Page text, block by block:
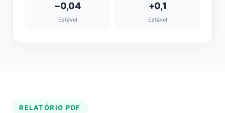
−0,04
Estável
+0,1
Estável
RELATÓRIO PDF